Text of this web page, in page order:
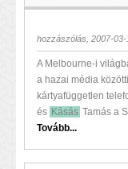
hozzászólás, 2007-03-
A Melbourne-i
a hazai média
kártyafüggetlen
és Kásás Tamás a
Tovább...